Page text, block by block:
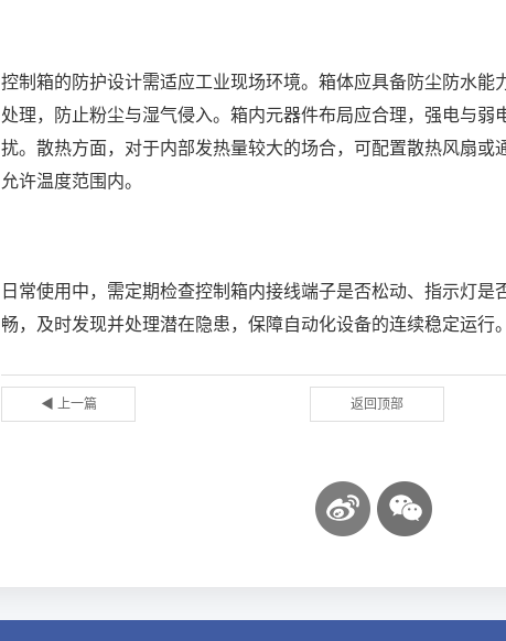
控制箱的防护设计需适应工业现场环境。箱体应具备防尘防水能
处理，防止粉尘与湿气侵入。箱内元器件布局应合理，强电与弱
扰。散热方面，对于内部发热量较大的场合，可配置散热风扇或
允许温度范围内。
日常使用中，需定期检查控制箱内接线端子是否松动、指示灯是
畅，及时发现并处理潜在隐患，保障自动化设备的连续稳定运行。
◀ 上一篇 返回顶部